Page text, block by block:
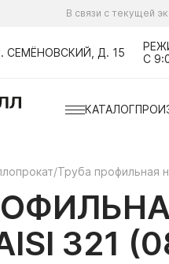
В связи с текущей
СЕМЁНОВСКИЙ, Д. 15
С
КАТАЛОГ
/Труба профильная
321